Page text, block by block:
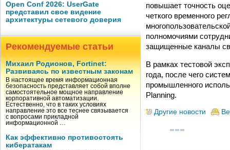
Open Conf 2026: UserGate
представил свое видение
архитектуры сетевого доверия
Рекомендуемые статьи
Михаил Родионов, Fortinet:
Развиваясь по известным законам
В настоящее время информационная
безопасность представляет собой вполне
самостоятельное мощное направление
корпоративной автоматизации.
Естественно, что в таких условиях
направление это все теснее связывается
с вопросами прикладной
информационной …
Как эффективно противостоять
кибератакам
повышает точность
четкого временного
полномочиями
защищенные каналы
В рамках тестовой
года, после чего
промышленного
Planning.
Другие новости